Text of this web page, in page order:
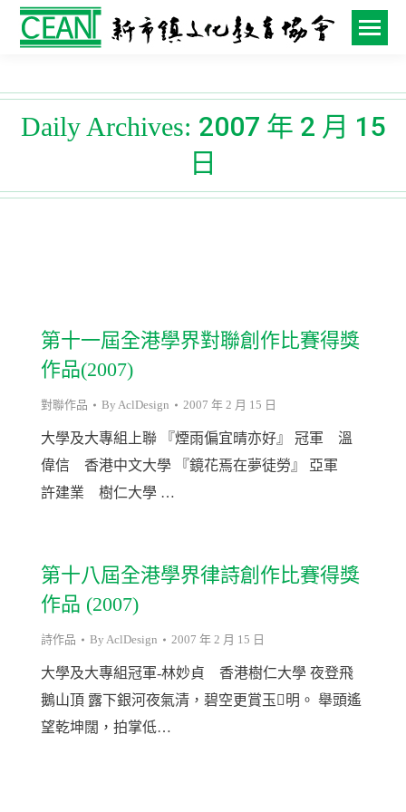
Daily Archives: 2007 年 2 月 15
日
第十一屆全港學界對聯創作比賽得獎
作品(2007)
對聯作品 By AclDesign 2007 年 2 月 15 日
大學及大專組上聯 『煙雨偏宜晴亦好』 冠軍 溫
偉信 香港中文大學 『鏡花焉在夢徒勞』 亞軍
許建業 樹仁大學 …
第十八屆全港學界律詩創作比賽得獎
作品 (2007)
詩作品 By AclDesign 2007 年 2 月 15 日
大學及大專組冠軍-林妙貞 香港樹仁大學 夜登飛
鵝山頂 露下銀河夜氣清，碧空更賞玉明。 舉頭遙
望乾坤闊，拍掌低…